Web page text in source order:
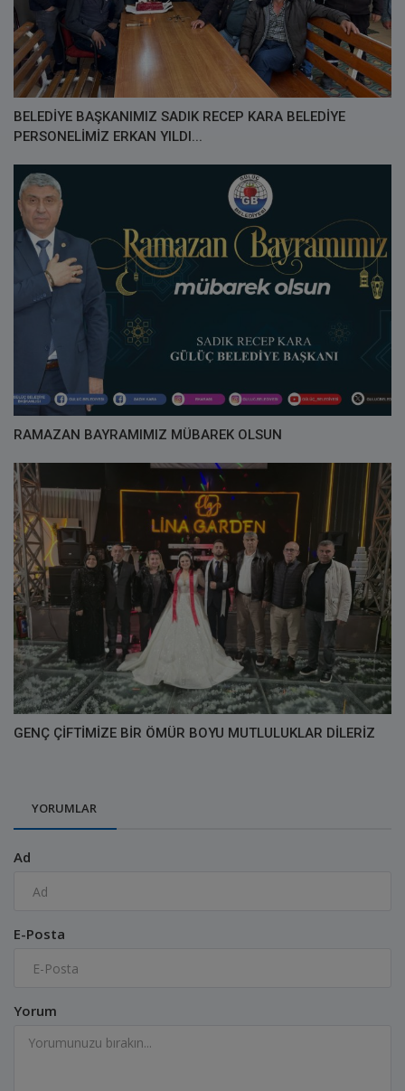
BELEDİYE BAŞKANIMIZ SADIK RECEP KARA BELEDİYE
PERSONELİMİZ ERKAN YILDI...
RAMAZAN BAYRAMIMIZ MÜBAREK OLSUN
GENÇ ÇİFTİMİZE BİR ÖMÜR BOYU MUTLULUKLAR DİLERİZ
YORUMLAR
Ad
E-Posta
Yorum